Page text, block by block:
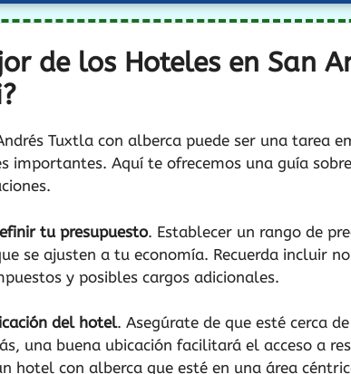
de los Hoteles en San
Tuxtla con alberca puede ser una tarea
importantes. Aquí te ofrecemos una guía
tu presupuesto. Establecer un rango de
se ajusten a tu economía. Recuerda incluir
y posibles cargos adicionales.
del hotel. Asegúrate de que esté cerca
una buena ubicación facilitará el acceso a
hotel con alberca que esté en una área